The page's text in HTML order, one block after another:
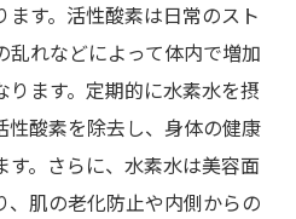
ます。活性酸素は日常のスト
乱れなどによって体内で増加
ります。定期的に水素水を摂
性酸素を除去し、身体の健康
す。さらに、水素水は美容面
、肌の老化防止や内側からの